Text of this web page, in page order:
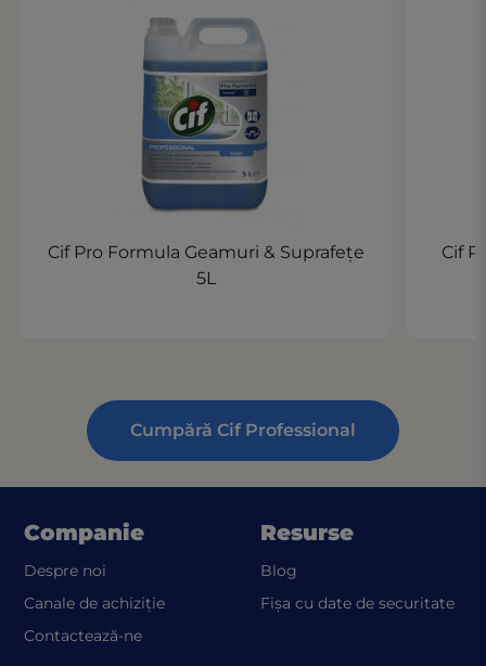
Cif Pro Formula Geamuri & Suprafeţe
5L
Cif
Cumpără Cif Professional
Companie
Despre noi
Canale de achiziție
Contactează-ne
Resurse
Blog
Fișa cu date de securitate